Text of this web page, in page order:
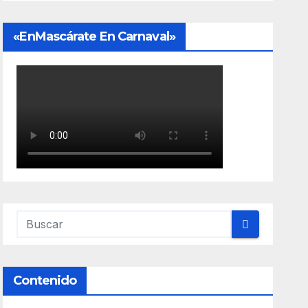
«EnMascárate En Carnaval»
Contenido